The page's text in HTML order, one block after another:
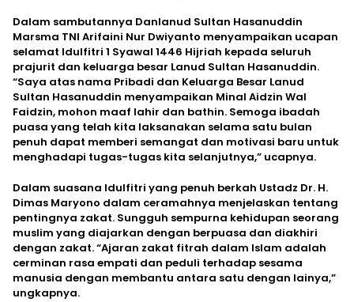
Dalam sambutannya Danlanud Sultan Hasanuddin
Marsma TNI Arifaini Nur Dwiyanto menyampaikan ucapan
selamat Idulfitri 1 Syawal 1446 Hijriah kepada seluruh
prajurit dan keluarga besar Lanud Sultan Hasanuddin.
“Saya atas nama Pribadi dan Keluarga Besar Lanud
Sultan Hasanuddin menyampaikan Minal Aidzin Wal
Faidzin, mohon maaf lahir dan bathin. Semoga ibadah
puasa yang telah kita laksanakan selama satu bulan
penuh dapat memberi semangat dan motivasi baru untuk
menghadapi tugas-tugas kita selanjutnya,” ucapnya.
Dalam suasana Idulfitri yang penuh berkah Ustadz Dr. H.
Dimas Maryono dalam ceramahnya menjelaskan tentang
pentingnya zakat. Sungguh sempurna kehidupan seorang
muslim yang diajarkan dengan berpuasa dan diakhiri
dengan zakat. “Ajaran zakat fitrah dalam Islam adalah
cerminan rasa empati dan peduli terhadap sesama
manusia dengan membantu antara satu dengan lainya,”
ungkapnya.